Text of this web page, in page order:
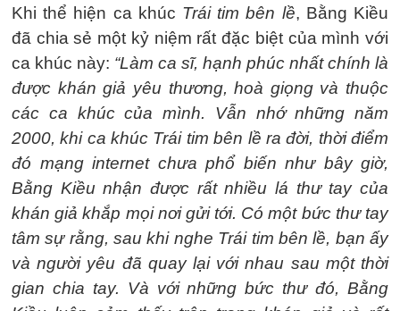
Khi thể hiện ca khúc Trái tim bên lề, Bằng Kiều
đã chia sẻ một kỷ niệm rất đặc biệt của mình với
ca khúc này: “Làm ca sĩ, hạnh phúc nhất chính là
được khán giả yêu thương, hoà giọng và thuộc
các ca khúc của mình. Vẫn nhớ những năm
2000, khi ca khúc Trái tim bên lề ra đời, thời điểm
đó mạng internet chưa phổ biến như bây giờ,
Bằng Kiều nhận được rất nhiều lá thư tay của
khán giả khắp mọi nơi gửi tới. Có một bức thư tay
tâm sự rằng, sau khi nghe Trái tim bên lề, bạn ấy
và người yêu đã quay lại với nhau sau một thời
gian chia tay. Và với những bức thư đó, Bằng